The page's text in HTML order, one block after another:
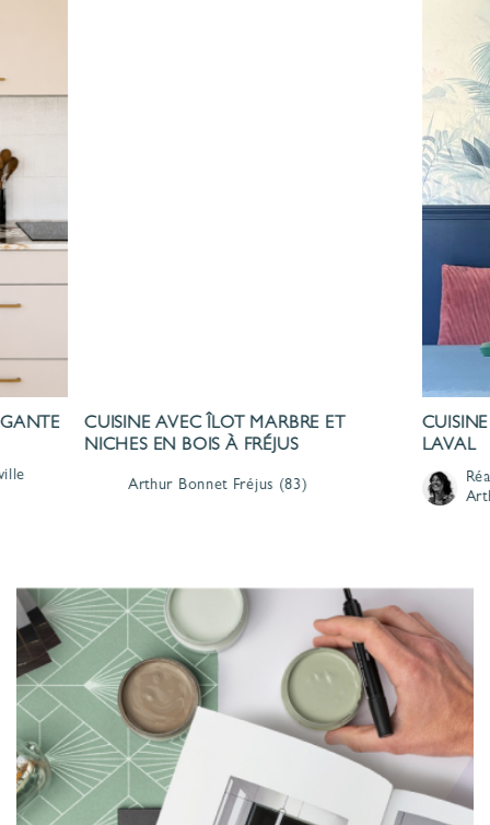
CUISINE AVEC ÎLOT MARBRE ET
NICHES EN BOIS À FRÉJUS
Arthur Bonnet Fréjus (83)
LAVAL